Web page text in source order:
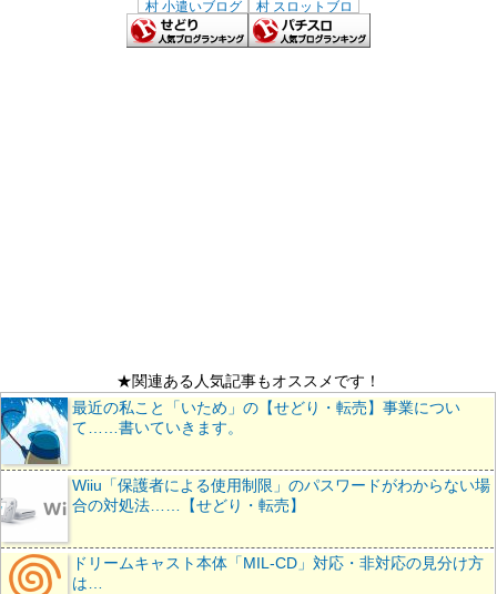
★関連ある人気記事もオススメです！
最近の私こと「いため」の【せどり・転売】事業につい
て……書いていきます。
Wiiu「保護者による使用制限」のパスワードがわからない場
合の対処法……【せどり・転売】
ドリームキャスト本体「MIL-CD」対応・非対応の見分け方
は…